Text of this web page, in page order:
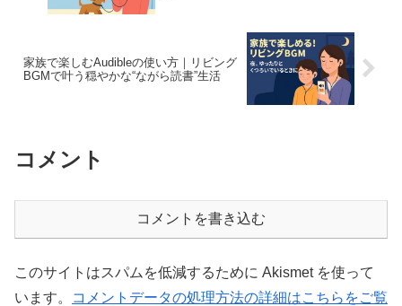
家族で楽しむAudibleの使い方｜リビング
BGMで叶う穏やかな“ながら読書”生活
コメント
コメントを書き込む
このサイトはスパムを低減するために Akismet を使って
います。
コメントデータの処理方法の詳細はこちらをご覧